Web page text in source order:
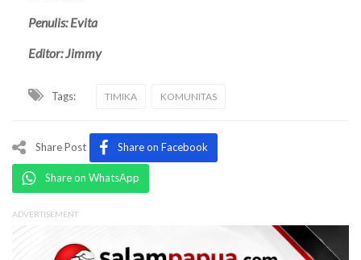
Penulis: Evita
Editor: Jimmy
Tags: TIMIKA KOMUNITAS
Share Post Share on Facebook
Share on WhatsApp
ADVERTISEMENT